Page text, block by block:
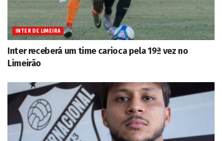
INTER DE LIMEIRA
Inter receberá um time carioca pela 19ª vez no
Limeirão